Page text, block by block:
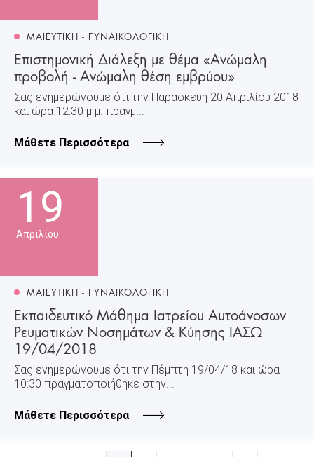
ΜΑΙΕΥΤΙΚΗ - ΓΥΝΑΙΚΟΛΟΓΙΚΗ
Επιστημονική Διάλεξη με θέμα «Ανώμαλη
προβολή - Ανώμαλη θέση εμβρύου»
Σας ενημερώνουμε ότι την Παρασκευή 20 Απριλίου 2018
και ώρα 12:30 μ.μ. πραγμ...
Μάθετε Περισσότερα
19
Απριλίου
ΜΑΙΕΥΤΙΚΗ - ΓΥΝΑΙΚΟΛΟΓΙΚΗ
Εκπαιδευτικό Μάθημα Ιατρείου Αυτοάνοσων
Ρευματικών Νοσημάτων & Κύησης ΙΑΣΩ
19/04/2018
Σας ενημερώνουμε ότι την Πέμπτη 19/04/18 και ώρα
10:30 πραγματοποιήθηκε στην...
Μάθετε Περισσότερα